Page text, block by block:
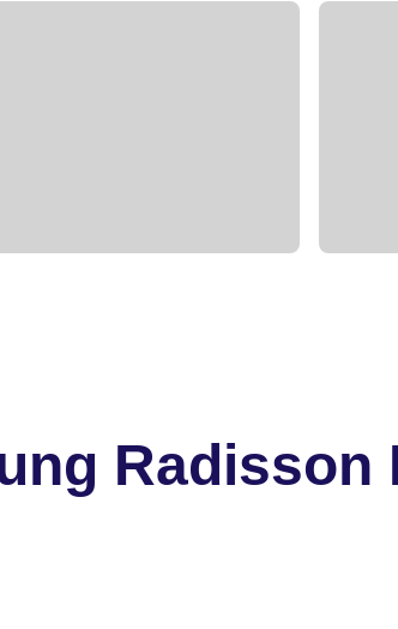
Radisson